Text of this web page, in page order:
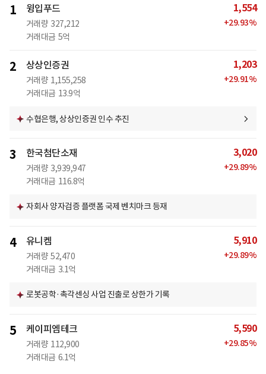
1 윙입푸드
거래량 327,212
거래대금 5억
1,554
+29.93%
2 상상인증권
거래량 1,155,258
거래대금 13.9억
1,203
+29.91%
수협은행, 상상인증권 인수 추진
3 한국첨단소재
거래량 3,939,947
거래대금 116.8억
3,020
+29.89%
자회사 양자검증 플랫폼 국제 벤치마크 등재
4 유니켐
거래량 52,470
거래대금 3.1억
5,910
+29.89%
로봇공학·촉각센싱 사업 진출로 상한가 기록
5 케이피엠테크
거래량 112,900
거래대금 6.1억
5,590
+29.85%